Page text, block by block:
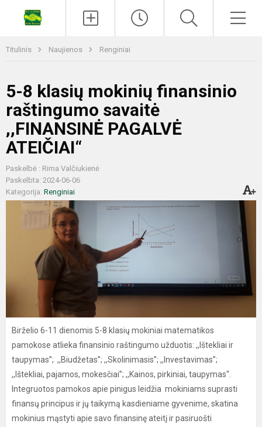
Titulinis Naujienos Renginiai
5-8 klasių mokinių finansinio
raštingumo savaitė
,,FINANSINĖ PAGALVĖ
ATEIČIAI“
Paskelbė : Rima Valčiukienė
Paskelbta: 2024-06-06
Kategorija: Renginiai
Birželio 6-11 dienomis 5-8 klasių mokiniai matematikos
pamokose atlieka finansinio raštingumo užduotis: ,,Ištekliai ir
taupymas”; ,,Biudžetas”; ,,Skolinimasis”; ,,Investavimas”;
,,Ištekliai, pajamos, mokesčiai”; ,,Kainos, pirkiniai, taupymas“.
Integruotos pamokos apie pinigus leidžia mokiniams suprasti
finansų principus ir jų taikymą kasdieniame gyvenime, skatina
mokinius mąstyti apie savo finansinę ateitį ir pasiruošti